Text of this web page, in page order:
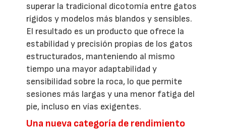
superar la tradicional dicotomía entre gatos
rígidos y modelos más blandos y sensibles.
El resultado es un producto que ofrece la
estabilidad y precisión propias de los gatos
estructurados, manteniendo al mismo
tiempo una mayor adaptabilidad y
sensibilidad sobre la roca, lo que permite
sesiones más largas y una menor fatiga del
pie, incluso en vías exigentes.
Una nueva categoría de rendimiento